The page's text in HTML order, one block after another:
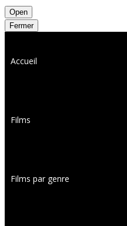
Open
Fermer
Accueil
Films
Films par genre